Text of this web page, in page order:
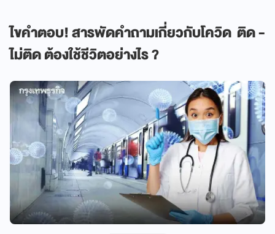
ไขคำตอบ! สารพัดคำถามเกี่ยวกับโควิด ติด -
ไม่ติด ต้องใช้ชีวิตอย่างไร ?